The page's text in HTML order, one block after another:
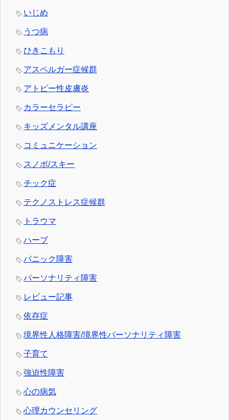
いじめ
うつ病
ひきこもり
アスペルガー症候群
アトピー性皮膚炎
カラーセラピー
キッズメンタル講座
コミュニケーション
スノボ/スキー
チック症
テクノストレス症候群
トラウマ
ハーブ
パニック障害
パーソナリティ障害
レビュー記事
依存症
境界性人格障害/境界性パーソナリティ障害
子育て
強迫性障害
心の病気
心理カウンセリング